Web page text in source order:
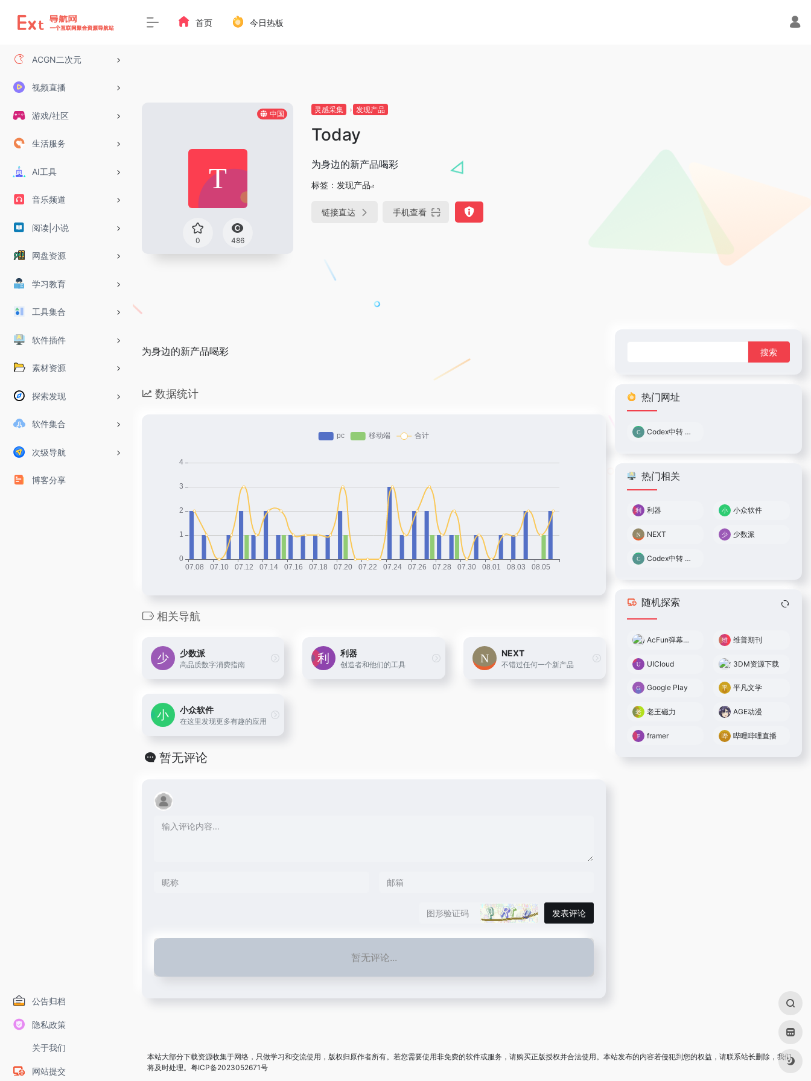
ACGN二次元
视频直播
游戏/社区
生活服务
AI工具
音乐频道
阅读|小说
网盘资源
学习教育
工具集合
软件插件
素材资源
探索发现
软件集合
次级导航
博客分享
公告归档
隐私政策
关于我们
网站提交
首页 今日热板
中国
0 486
灵感采集 发现产品
Today
为身边的新产品喝彩
标签： 发现产品
链接直达 手机查看
为身边的新产品喝彩
数据统计
相关导航
少数派
高品质数字消费指南
利器
创造者和他们的工具
NEXT
不错过任何一个新产品
小众软件
在这里发现更多有趣的应用
暂无评论
发表评论
暂无评论...
热门网址
Codex中转 0.05倍率
热门相关
利器 小众软件
NEXT 少数派
Codex中转 0.05倍率
随机探索
AcFun弹幕视频网 维普期刊
UICloud 3DM资源下载
Google Play 平凡文学
老王磁力 AGE动漫
framer 哔哩哔哩直播
本站大部分下载资源收集于网络，只做学习和交流使用，版权归原作者所有。若您需要使用非免费的软件或服务，请购买正版授权并合法使用。本站发布的内容若侵犯到您的权益，请联系站长删除，我们
将及时处理。 粤ICP备2023052671号